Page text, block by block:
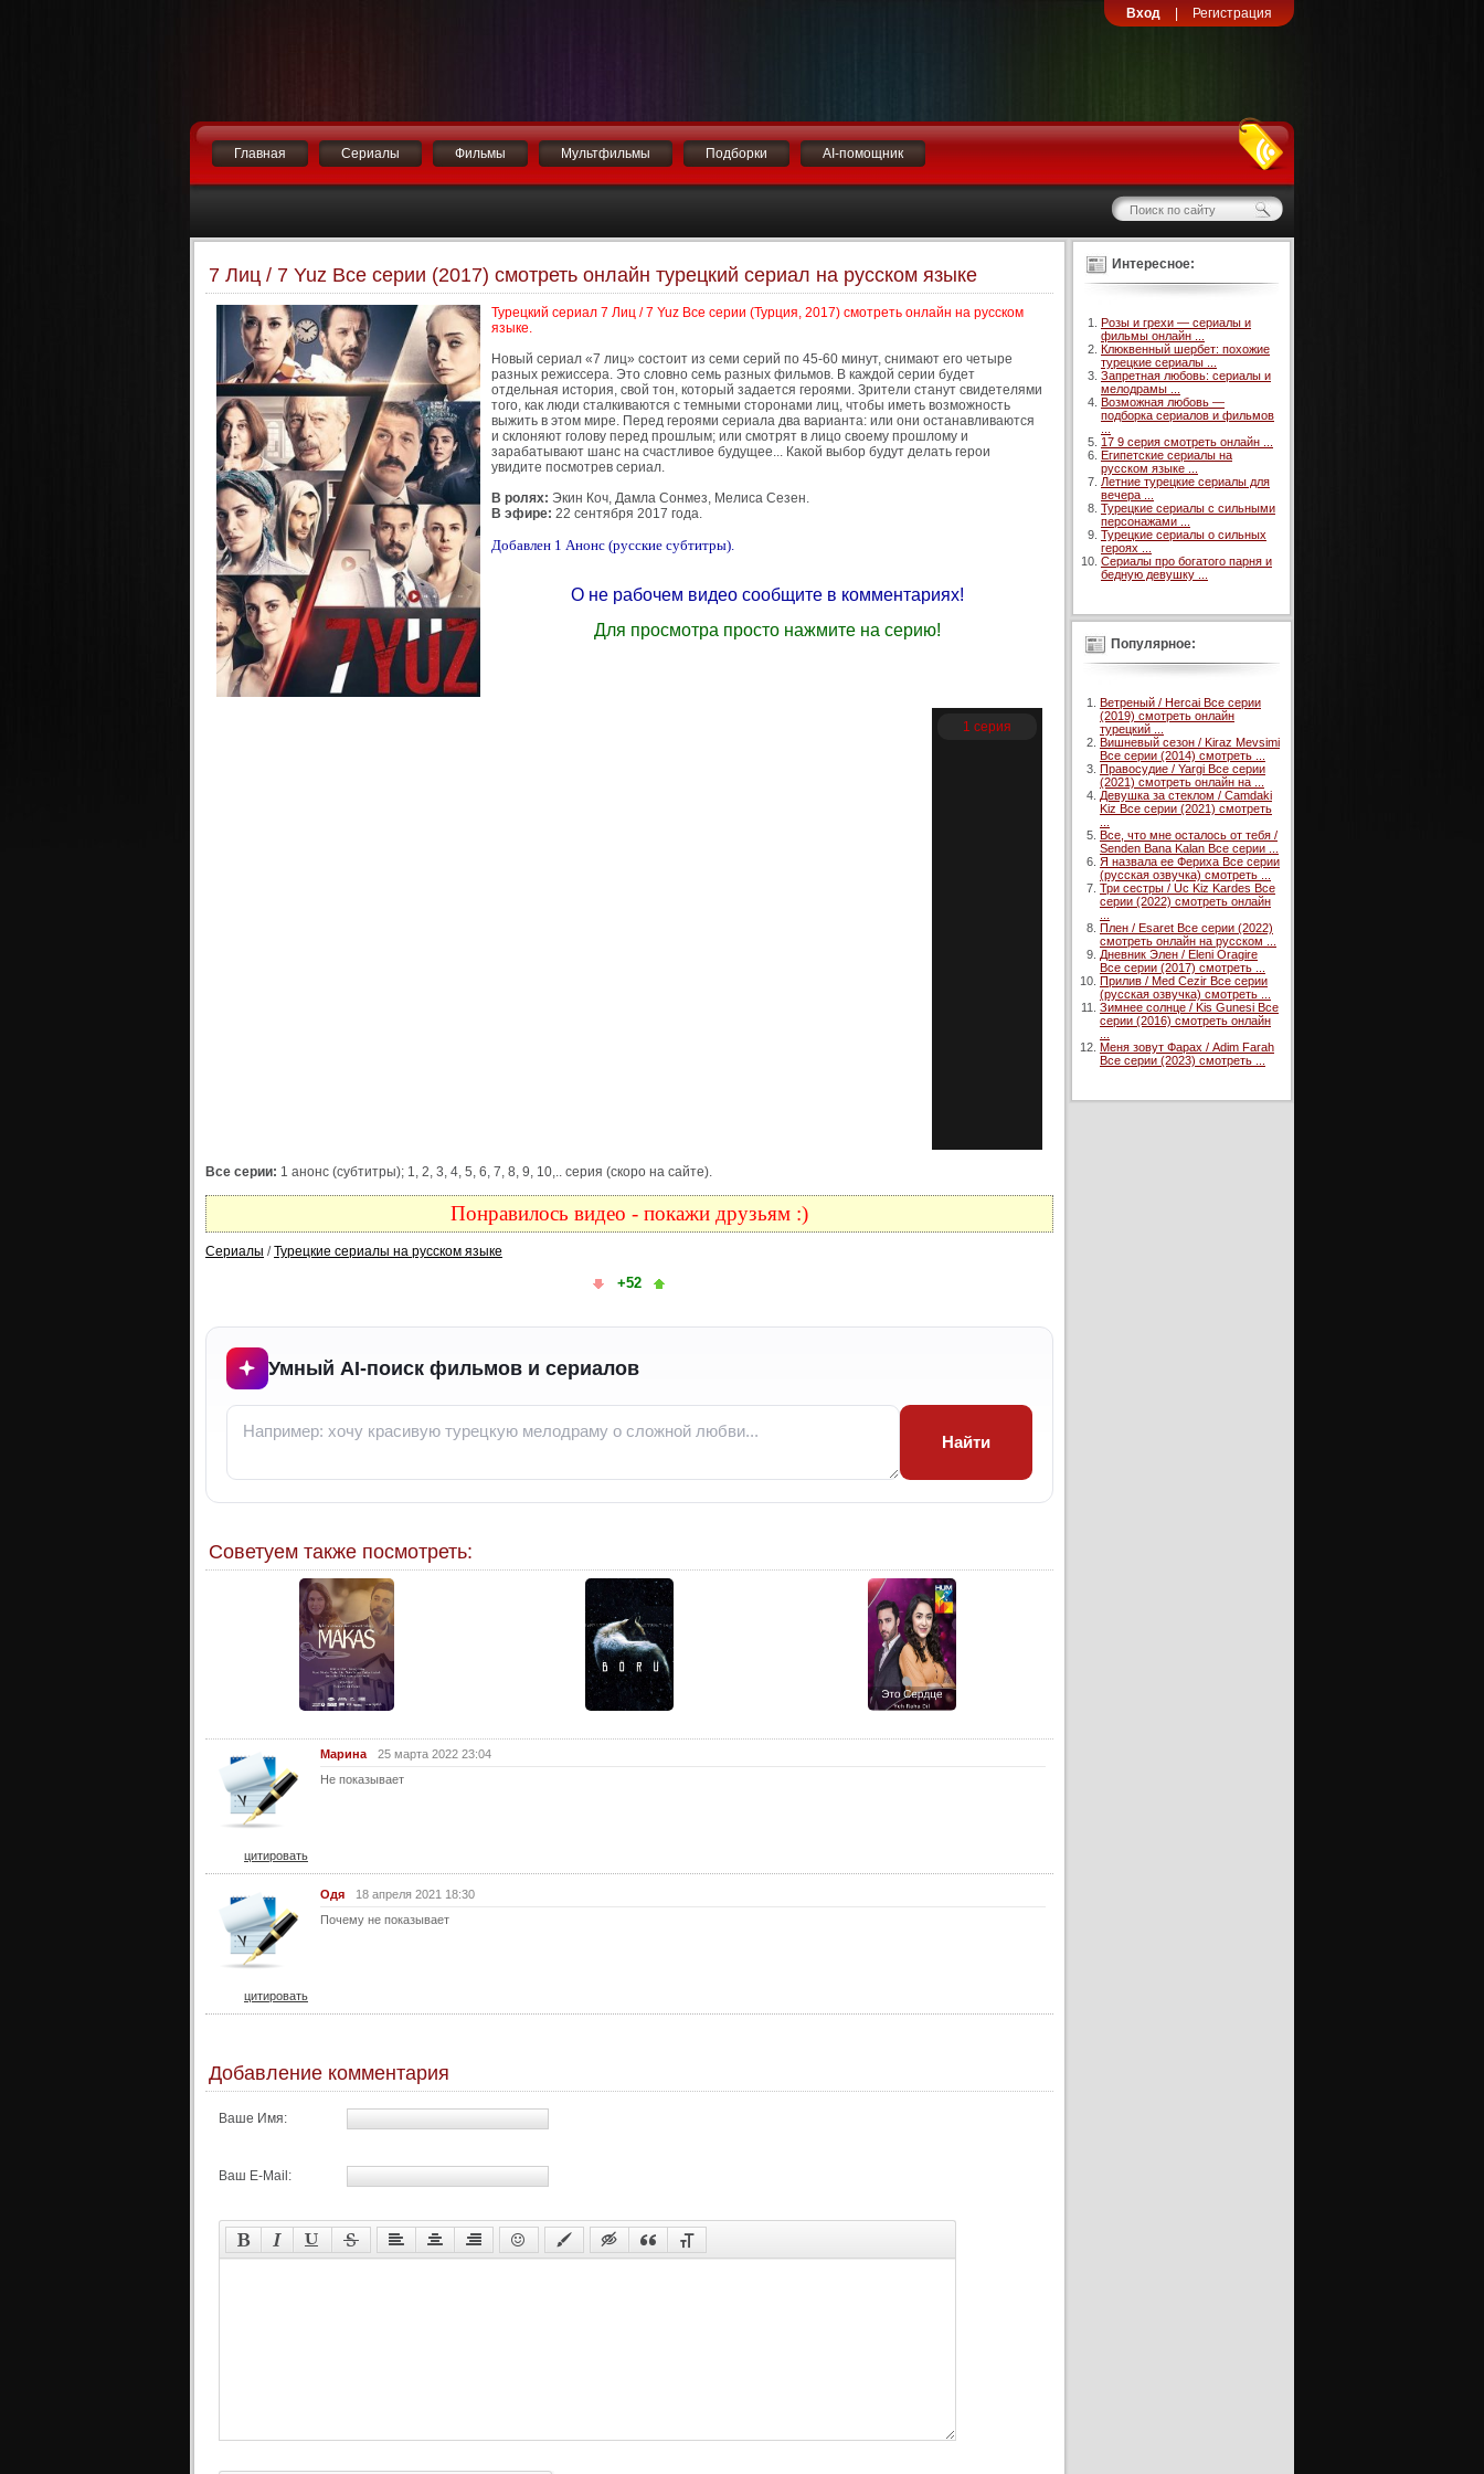
Вход Регистрация
Главная Сериалы Фильмы Мультфильмы Подборки AI-помощник
7 Лиц / 7 Yuz Все серии (2017) смотреть онлайн турецкий сериал на русском языке
Турецкий сериал 7 Лиц / 7 Yuz Все серии (Турция, 2017) смотреть онлайн на русском
языке.
Новый сериал «7 лиц» состоит из семи серий по 45-60 минут, снимают его четыре
разных режиссера. Это словно семь разных фильмов. В каждой серии будет
отдельная история, свой тон, который задается героями. Зрители станут свидетелями
того, как люди сталкиваются с темными сторонами лиц, чтобы иметь возможность
выжить в этом мире. Перед героями сериала два варианта: или они останавливаются
и склоняют голову перед прошлым; или смотрят в лицо своему прошлому и
зарабатывают шанс на счастливое будущее... Какой выбор будут делать герои
увидите посмотрев сериал.
В ролях: Экин Коч, Дамла Сонмез, Мелиса Сезен.
В эфире: 22 сентября 2017 года.
Добавлен 1 Анонс (русские субтитры).
О не рабочем видео сообщите в комментариях!
Для просмотра просто нажмите на серию!
1 серия
Все серии: 1 анонс (субтитры); 1, 2, 3, 4, 5, 6, 7, 8, 9, 10,.. серия (скоро на сайте).
Понравилось видео - покажи друзьям :)
Сериалы /Турецкие сериалы на русском языке
+52
Умный AI-поиск фильмов и сериалов
Найти
Советуем также посмотреть:
Марина
25 марта 2022 23:04
Не показывает
цитировать
Одя
18 апреля 2021 18:30
Почему не показывает
цитировать
Добавление комментария
Ваше Имя:
Ваш E-Mail:
Интересное:
Розы и грехи — сериалы и
фильмы онлайн ...
Клюквенный шербет: похожие
турецкие сериалы ...
Запретная любовь: сериалы и
мелодрамы ...
Возможная любовь —
подборка сериалов и фильмов
17 9 серия смотреть онлайн ...
Египетские сериалы на
русском языке ...
Летние турецкие сериалы для
вечера ...
Турецкие сериалы с сильными
персонажами ...
Турецкие сериалы о сильных
героях ...
Сериалы про богатого парня и
бедную девушку ...
Популярное:
Ветреный / Hercai Все серии
(2019) смотреть онлайн
турецкий ...
Вишневый сезон / Kiraz Mevsimi
Все серии (2014) смотреть ...
Правосудие / Yargi Все серии
(2021) смотреть онлайн на ...
Девушка за стеклом / Camdaki
Kiz Все серии (2021) смотреть
Все, что мне осталось от тебя /
Senden Bana Kalan Все серии ...
Я назвала ее Фериха Все серии
(русская озвучка) смотреть ...
Три сестры / Uc Kiz Kardes Все
серии (2022) смотреть онлайн
Плен / Esaret Все серии (2022)
смотреть онлайн на русском ...
Дневник Элен / Eleni Oragire
Все серии (2017) смотреть ...
Прилив / Med Cezir Все серии
(русская озвучка) смотреть ...
Зимнее солнце / Kis Gunesi Все
серии (2016) смотреть онлайн
Меня зовут Фарах / Adim Farah
Все серии (2023) смотреть ...